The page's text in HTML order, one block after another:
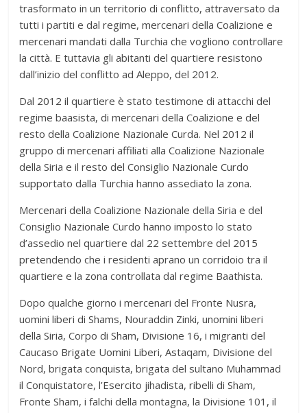
trasformato in un territorio di conflitto, attraversato da
tutti i partiti e dal regime, mercenari della Coalizione e
mercenari mandati dalla Turchia che vogliono controllare
la città. E tuttavia gli abitanti del quartiere resistono
dall’inizio del conflitto ad Aleppo, del 2012.
Dal 2012 il quartiere è stato testimone di attacchi del
regime baasista, di mercenari della Coalizione e del
resto della Coalizione Nazionale Curda. Nel 2012 il
gruppo di mercenari affiliati alla Coalizione Nazionale
della Siria e il resto del Consiglio Nazionale Curdo
supportato dalla Turchia hanno assediato la zona.
Mercenari della Coalizione Nazionale della Siria e del
Consiglio Nazionale Curdo hanno imposto lo stato
d’assedio nel quartiere dal 22 settembre del 2015
pretendendo che i residenti aprano un corridoio tra il
quartiere e la zona controllata dal regime Baathista.
Dopo qualche giorno i mercenari del Fronte Nusra,
uomini liberi di Shams, Nouraddin Zinki, unomini liberi
della Siria, Corpo di Sham, Divisione 16, i migranti del
Caucaso Brigate Uomini Liberi, Astaqam, Divisione del
Nord, brigata conquista, brigata del sultano Muhammad
il Conquistatore, l’Esercito jihadista, ribelli di Sham,
Fronte Sham, i falchi della montagna, la Divisione 101, il